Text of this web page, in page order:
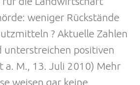
weniger Rückstände
? Aktuelle Zahlen
unterstreichen positiven
a. M., 13. Juli 2010) Mehr
weisen gar keine